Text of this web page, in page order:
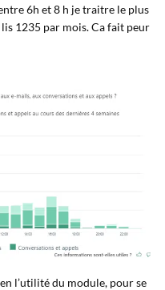
6h et 8 h je traitre le plus
lis 1235 par mois. Ca fait peur
l’utilité du module, pour se